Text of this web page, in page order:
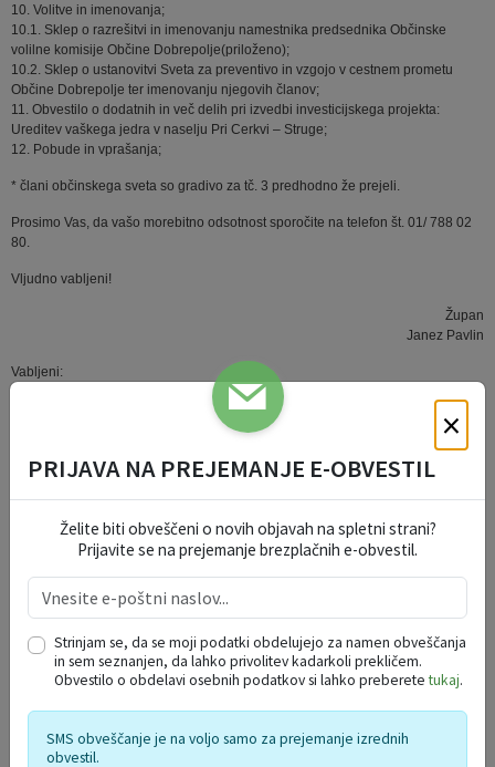
10. Volitve in imenovanja;
10.1. Sklep o razrešitvi in imenovanju namestnika predsednika Občinske
volilne komisije Občine Dobrepolje(priloženo);
10.2. Sklep o ustanovitvi Sveta za preventivo in vzgojo v cestnem prometu
Občine Dobrepolje ter imenovanju njegovih članov;
11. Obvestilo o dodatnih in več delih pri izvedbi investicijskega projekta:
Ureditev vaškega jedra v naselju Pri Cerkvi – Struge;
12. Pobude in vprašanja;
* člani občinskega sveta so gradivo za tč. 3 predhodno že prejeli.
Prosimo Vas, da vašo morebitno odsotnost sporočite na telefon št. 01/ 788 02
80.
Vljudno vabljeni!
Župan
Janez Pavlin
Vabljeni:
- strokovni delavci Občinske uprave,
Vabilo 3 seja 2015.pdf
Velikost datoteke: 71 KB
Gradivo-3seja.zip
Velikost datoteke: 14 MB
PRIHAJAJOČI DOGODKI
×
PRIJAVA NA PREJEMANJE E-OBVESTIL
Želite biti obveščeni o novih objavah na spletni strani?
Prijavite se na prejemanje brezplačnih e-obvestil.
Strinjam se, da se moji podatki obdelujejo za namen obveščanja
in sem seznanjen, da lahko privolitev kadarkoli prekličem.
Obvestilo o obdelavi osebnih podatkov si lahko preberetetukaj.
SMS obveščanje je na voljo samo za prejemanje izrednih
obvestil.